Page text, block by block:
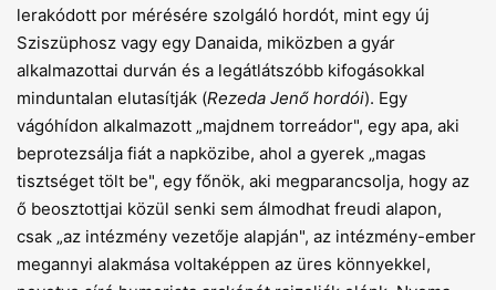
lerakódott por mérésére szolgáló hordót, mint egy új
Sziszüphosz vagy egy Danaida, miközben a gyár
alkalmazottai durván és a legátlátszóbb kifogásokkal
minduntalan elutasítják (Rezeda Jenő hordói). Egy
vágóhídon alkalmazott „majdnem torreádor", egy apa, aki
beprotezsálja fiát a napközibe, ahol a gyerek „magas
tisztséget tölt be", egy főnök, aki megparancsolja, hogy az
ő beosztottjai közül senki sem álmodhat freudi alapon,
csak „az intézmény vezetője alapján", az intézmény-ember
megannyi alakmása voltaképpen az üres könnyekkel,